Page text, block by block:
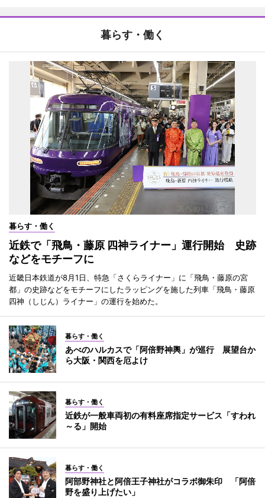
暮らす・働く
暮らす・働く
近鉄で「飛鳥・藤原 四神ライナー」運行開始 史跡
などをモチーフに
近畿日本鉄道が8月1日、特急「さくらライナー」に「飛鳥・藤原の宮
都」の史跡などをモチーフにしたラッピングを施した列車「飛鳥・藤原
四神（しじん）ライナー」の運行を始めた。
暮らす・働く
あべのハルカスで「阿倍野神輿」が巡行 展望台か
ら大阪・関西を厄よけ
暮らす・働く
近鉄が一般車両初の有料座席指定サービス「すわれ
～る」開始
暮らす・働く
阿部野神社と阿倍王子神社がコラボ御朱印 「阿倍
野を盛り上げたい」